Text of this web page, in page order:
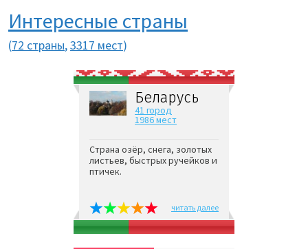
Интересные страны
(72 страны,3317 мест)
Беларусь
41 город
1986 мест
Страна озёр, снега, золотых
листьев, быстрых ручейков и
птичек.
читать далее